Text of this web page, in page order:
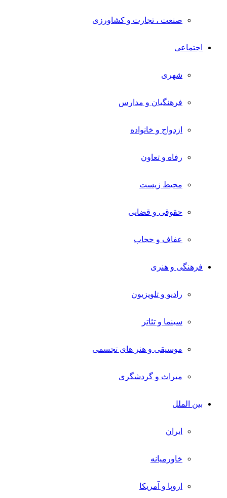
صنعت ، تجارت و کشاورزی
اجتماعی
شهری
فرهنگیان و مدارس
ازدواج و خانواده
رفاه و تعاون
محیط زیست
حقوقی و قضایی
عفاف و حجاب
فرهنگی و هنری
رادیو و تلویزیون
سینما و تئاتر
موسیقی و هنر های تجسمی
میراث و گردشگری
بین الملل
ایران
خاورمیانه
اروپا و آمریکا